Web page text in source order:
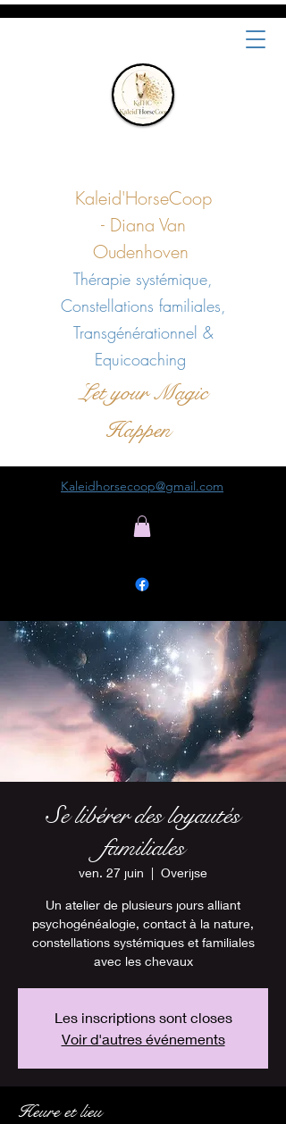
Kaleid'HorseCoop
-Diana Van
Oudenhoven
Thérapie systémique,
Constellations familiales,
Transgénérationnel &
Equicoaching
Let your Magic
Happen
Kaleidhorsecoop@gmail.com
Se libérer des loyautés
familiales
ven. 27 juin
  |
Overijse
Un atelier de plusieurs jours alliant
psychogénéalogie, contact à la nature,
constellations systémiques et familiales
avec les chevaux
Les inscriptions sont closes
Voir d'autres événements
Heure et lieu